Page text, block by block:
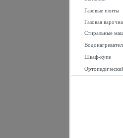
Газовые плиты
Газовая
Стиральные
Шкаф-купе